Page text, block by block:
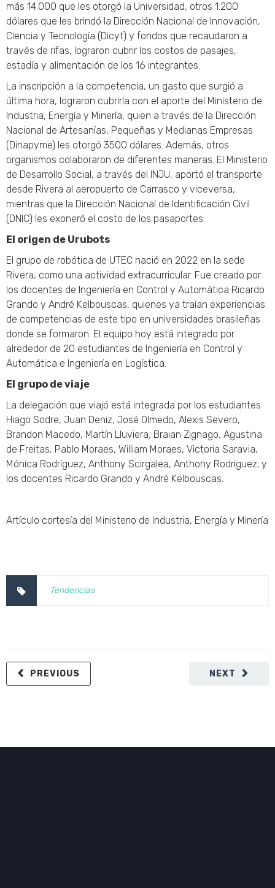
más 14.000 que les otorgó la Universidad, otros 1.200
dólares que les brindó la Dirección Nacional de Innovación,
Ciencia y Tecnología (Dicyt) y fondos que recaudaron a
través de rifas, lograron cubrir los costos de pasajes,
estadía y alimentación de los 16 integrantes.
La inscripción a la competencia, un gasto que surgió a
última hora, lograron cubrirla con el aporte del Ministerio de
Industria, Energía y Minería, quien a través de la Dirección
Nacional de Artesanías, Pequeñas y Medianas Empresas
(Dinapyme) les otorgó 3500 dólares. Además, otros
organismos colaboraron de diferentes maneras. El Ministerio
de Desarrollo Social, a través del INJU, aportó el transporte
desde Rivera al aeropuerto de Carrasco y viceversa,
mientras que la Dirección Nacional de Identificación Civil
(DNIC) les exoneró el costo de los pasaportes.
El origen de Urubots
El grupo de robótica de UTEC nació en 2022 en la sede
Rivera, como una actividad extracurricular. Fue creado por
los docentes de Ingeniería en Control y Automática Ricardo
Grando y André Kelbouscas, quienes ya traían experiencias
de competencias de este tipo en universidades brasileñas
donde se formaron. El equipo hoy está integrado por
alrededor de 20 estudiantes de Ingeniería en Control y
Automática e Ingeniería en Logística.
El grupo de viaje
La delegación que viajó está integrada por los estudiantes
Hiago Sodre, Juan Deniz, José Olmedo, Alexis Severo,
Brandon Macedo, Martín Lluviera, Braian Zignago, Agustina
de Freitas, Pablo Moraes, William Moraes, Victoria Saravia,
Mónica Rodríguez, Anthony Scirgalea, Anthony Rodriguez; y
los docentes Ricardo Grando y André Kelbouscas.
Artículo cortesía del Ministerio de Industria, Energía y Minería
Tendencias
NEXT
PREVIOUS